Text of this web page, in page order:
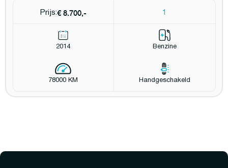
Prijs:€ 8.700,- 1
2014 Benzine
78000 KM Handgeschakeld